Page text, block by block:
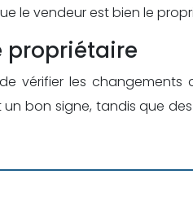
le vendeur est bien le
propriétaire
vérifier les changements
bon signe, tandis que